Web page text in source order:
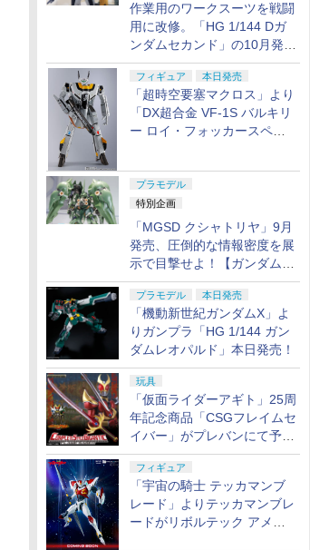
作業用のワークスーツを戦闘
用に改修。「HG 1/144 Dガ
ンダムセカンド」の10月発送
分が予約受付中【ガンダムベ
ース撮り下ろし】
フィギュア 本日発売
「超時空要塞マクロス」より
「DX超合金 VF-1S バルキリ
ー ロイ・フォッカースペシ
プラモデル
特別企画
「MGSD クシャトリヤ」9月
発売、圧倒的な情報密度を展
示で目撃せよ！【ガンダムベ
ース撮り下ろし】
プラモデル 本日発売
「機動新世紀ガンダムX」よ
りガンプラ「HG 1/144 ガン
ダムレオパルド」本日発売！
玩具
「仮面ライダーアギト」25周
年記念商品「CSGフレイムセ
イバー」がプレバンにて予約
開始
フィギュア
「宇宙の騎士 テッカマンブ
レード」よりテッカマンブレ
ードがリボルテック アメイ